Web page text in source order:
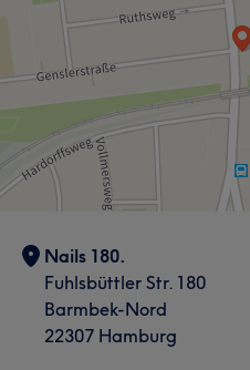
Nails 180.
Fuhlsbüttler Str. 180
Barmbek-Nord
22307 Hamburg